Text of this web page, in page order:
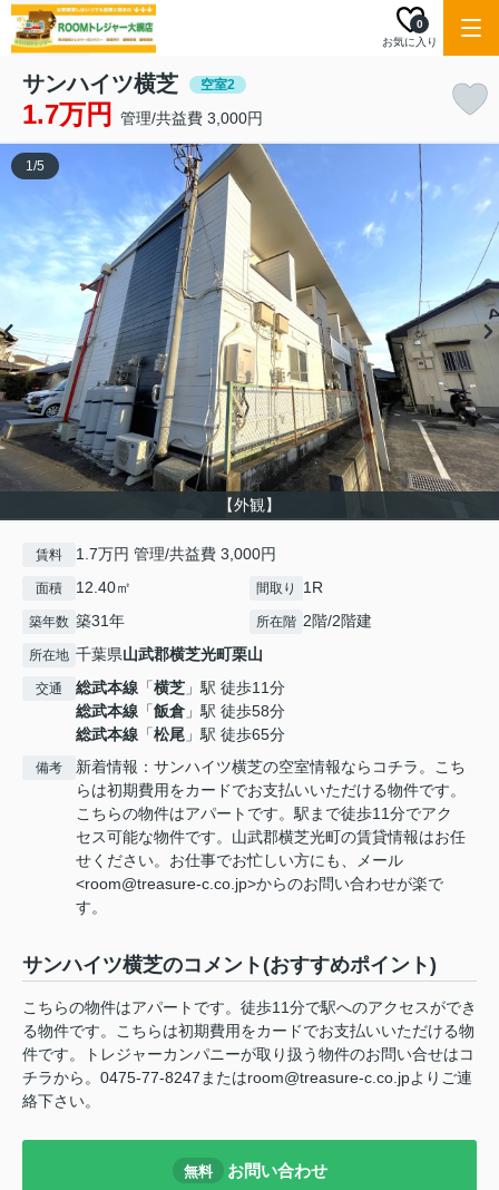
お気に入り
0
サンハイツ横芝 空室2
1.7万円 管理/共益費 3,000円
【外観】
1/5
賃料 1.7万円 管理/共益費 3,000円
面積 12.40㎡ 間取り 1R
築年数 築31年 所在階 2階/2階建
所在地 千葉県山武郡横芝光町栗山
交通 総武本線 「横芝 」駅 徒歩11分
総武本線 「飯倉 」駅 徒歩58分
総武本線 「松尾 」駅 徒歩65分
備考
新着情報：サンハイツ横芝の空室情報ならコチラ。こち
らは初期費用をカードでお支払いいただける物件です。
こちらの物件はアパートです。駅まで徒歩11分でアク
セス可能な物件です。山武郡横芝光町の賃貸情報はお任
せください。お仕事でお忙しい方にも、メール
<room@treasure-c.co.jp>からのお問い合わせが楽で
す。
サンハイツ横芝のコメント(おすすめポイント)
こちらの物件はアパートです。徒歩11分で駅へのアクセスができ
る物件です。こちらは初期費用をカードでお支払いいただける物
件です。トレジャーカンパニーが取り扱う物件のお問い合せはコ
チラから。0475-77-8247またはroom@treasure-c.co.jpよりご連
絡下さい。
無料 お問い合わせ